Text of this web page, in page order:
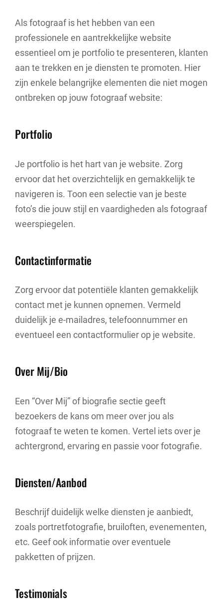
Als fotograaf is het hebben van een
professionele en aantrekkelijke website
essentieel om je portfolio te presenteren, klanten
aan te trekken en je diensten te promoten. Hier
zijn enkele belangrijke elementen die niet mogen
ontbreken op jouw fotograaf website:
Portfolio
Je portfolio is het hart van je website. Zorg
ervoor dat het overzichtelijk en gemakkelijk te
navigeren is. Toon een selectie van je beste
foto’s die jouw stijl en vaardigheden als fotograaf
weerspiegelen.
Contactinformatie
Zorg ervoor dat potentiële klanten gemakkelijk
contact met je kunnen opnemen. Vermeld
duidelijk je e-mailadres, telefoonnummer en
eventueel een contactformulier op je website.
Over Mij/Bio
Een “Over Mij” of biografie sectie geeft
bezoekers de kans om meer over jou als
fotograaf te weten te komen. Vertel iets over je
achtergrond, ervaring en passie voor fotografie.
Diensten/Aanbod
Beschrijf duidelijk welke diensten je aanbiedt,
zoals portretfotografie, bruiloften, evenementen,
etc. Geef ook informatie over eventuele
pakketten of prijzen.
Testimonials